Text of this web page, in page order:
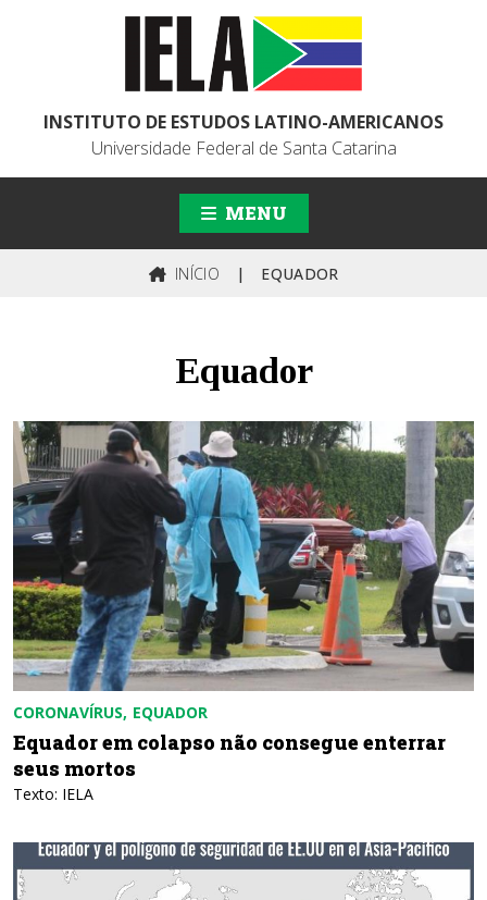
INSTITUTO DE ESTUDOS LATINO-AMERICANOS
Universidade Federal de Santa Catarina
MENU
INÍCIO | EQUADOR
Equador
CORONAVÍRUS EQUADOR
Equador em colapso não consegue enterrar
seus mortos
Texto: IELA